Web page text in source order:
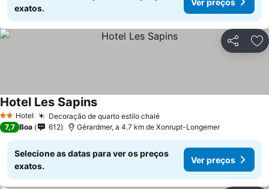
exatos.
Partilhar
2 Estrelas
Hotel Decoração de quarto estilo chaléVer preços
Hotel Les SapinsVer preços
7,7 Boa 612 Gérardmer, a 4.7 km de Xonrupt-Longemer
Selecione as datas para ver os preços
exatos.
Ver preços